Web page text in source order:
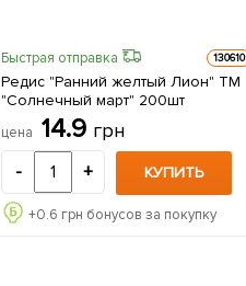
Быстрая отправка 130610
Редис "Ранний желтый Лион" ТМ
"Солнечный март" 200шт
цена 14.9 грн
- + КУПИТЬ
+0.6 грн бонусов за покупку